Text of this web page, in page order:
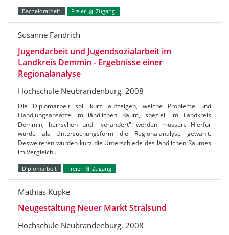
Bachelorarbeit Freier Zugang
Susanne Fandrich
Jugendarbeit und Jugendsozialarbeit im
Landkreis Demmin - Ergebnisse einer
Regionalanalyse
Hochschule Neubrandenburg, 2008
Die Diplomarbeit soll kurz aufzeigen, welche Probleme und
Handlungsansätze im ländlichen Raum, speziell im Landkreis
Demmin, herrschen und "verändert" werden müssen. Hierfür
wurde als Untersuchungsform die Regionalanalyse gewählt.
Desweiteren wurden kurz die Unterschiede des ländlichen Raumes
im Vergleich…
Diplomarbeit Freier Zugang
Mathias Kupke
Neugestaltung Neuer Markt Stralsund
Hochschule Neubrandenburg, 2008